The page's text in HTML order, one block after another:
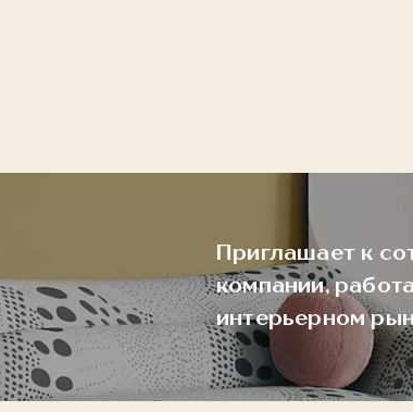
Приглашает к
компании,
интерьерном